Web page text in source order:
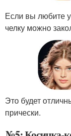
Если вы любите
челку можно
Это будет
прически.